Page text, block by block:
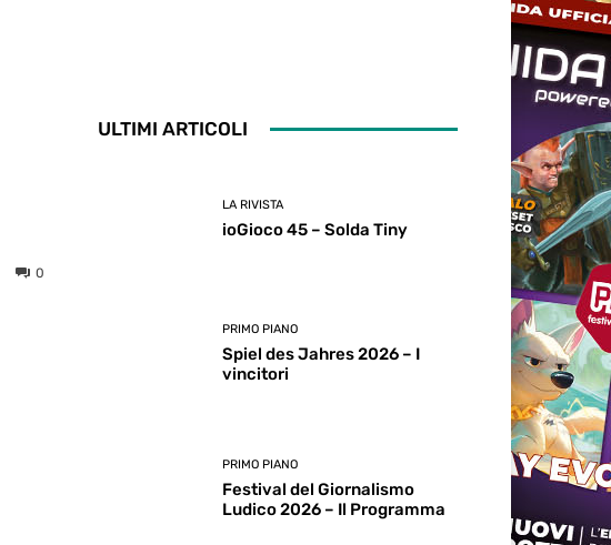
0
ULTIMI ARTICOLI
LA RIVISTA
ioGioco 45 – Solda Tiny
PRIMO PIANO
Spiel des Jahres 2026 – I
vincitori
PRIMO PIANO
Festival del Giornalismo
Ludico 2026 – Il Programma